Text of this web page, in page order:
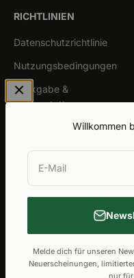
Willkommen
E-Mail
Melde dich für unseren
Neuerscheinungen,
nur für
RICHTLINIEN
Datenschutzrichtlinie
Nutzungsbedingungen
Rückgabe &
Rückerstattung
Allgemeine Gewährleistung
© 2026, OAKO Dänemark.